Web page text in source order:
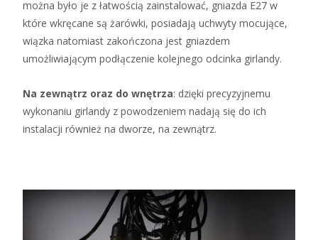
można było je z łatwością zainstalować, gniazda E27 w
które wkręcane są żarówki, posiadają uchwyty mocujące,
wiązka natomiast zakończona jest gniazdem
umożliwiającym podłączenie kolejnego odcinka girlandy.
Na zewnątrz oraz do wnętrza: dzięki precyzyjnemu
wykonaniu girlandy z powodzeniem nadają się do ich
instalacji również na dworze, na zewnątrz.